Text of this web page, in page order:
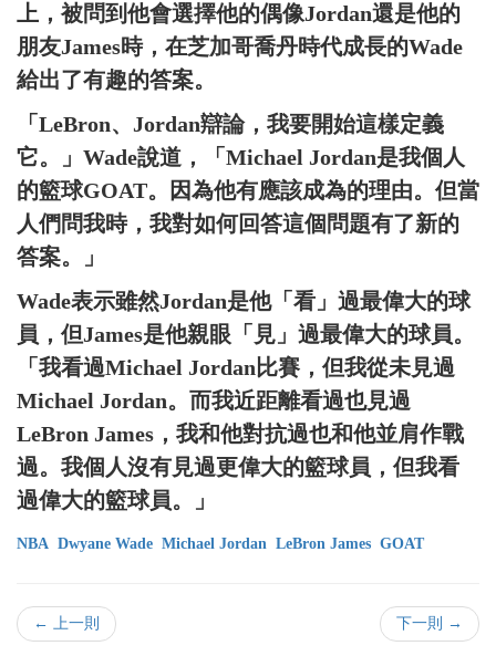
上，被問到他會選擇他的偶像Jordan還是他的
朋友James時，在芝加哥喬丹時代成長的Wade
給出了有趣的答案。
「LeBron、Jordan辯論，我要開始這樣定義
它。」Wade說道，「Michael Jordan是我個人
的籃球GOAT。因為他有應該成為的理由。但當
人們問我時，我對如何回答這個問題有了新的
答案。」
Wade表示雖然Jordan是他「看」過最偉大的球
員，但James是他親眼「見」過最偉大的球員。
「我看過Michael Jordan比賽，但我從未見過
Michael Jordan。而我近距離看過也見過
LeBron James，我和他對抗過也和他並肩作戰
過。我個人沒有見過更偉大的籃球員，但我看
過偉大的籃球員。」
NBA Dwyane Wade Michael Jordan LeBron James GOAT
← 上一則 下一則 →